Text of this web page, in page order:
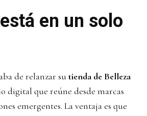
en un solo
de relanzar sutienda de Belleza
digital que reúne desde marcas
emergentes. La ventaja es que